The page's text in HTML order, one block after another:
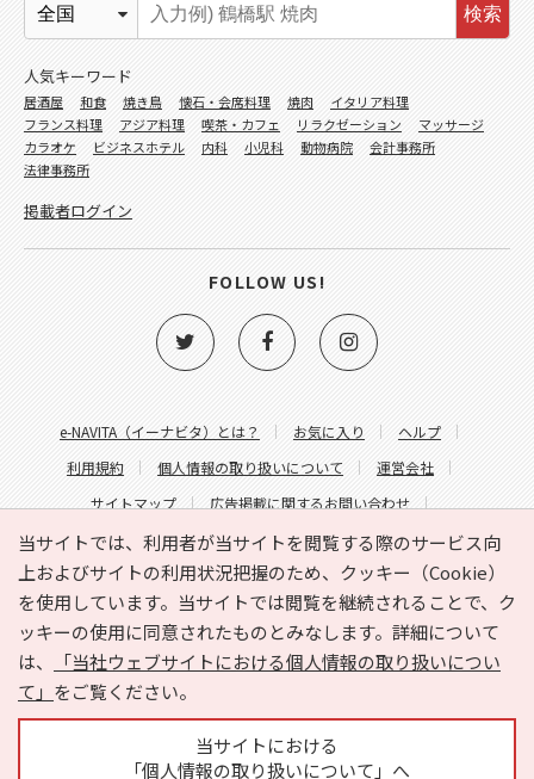
当サイトでは、利用者が当サイトを閲覧する際のサービス向
上およびサイトの利用状況把握のため、クッキー（Cookie）
を使用しています。当サイトでは閲覧を継続されることで、ク
ッキーの使用に同意されたものとみなします。詳細について
は、
「当社ウェブサイトにおける個人情報の取り扱いについ
て」 をご覧ください。
当サイトにおける
「個人情報の取り扱いについて」へ
e-NAVITA（イーナビタ）とは？ お気に入り
ヘルプ
利用規約
個人情報の取り扱いについて
運営会社
サイトマップ
広告掲載に関するお問い合わせ
サイトの内容に関するお問い合わせ
検索
人気キーワード
居酒屋 和食 焼き鳥 懐石・会席料理 焼肉
イタリア料理
フランス料理
アジア料理 喫茶・カフェ リラクゼーション
マッサージ
カラオケ
ビジネスホテル 内科 小児科 動物病院
会計事務所
法律事務所
掲載者ログイン
FOLLOW US!
Copyright © HYOJITO.Co.,Ltd. All Rights Reserved.